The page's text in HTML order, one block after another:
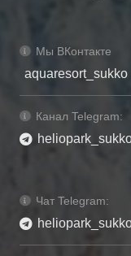
Мы ВКонтакте
aquaresort_sukko
Канал Telegram:
Чат Telegram: